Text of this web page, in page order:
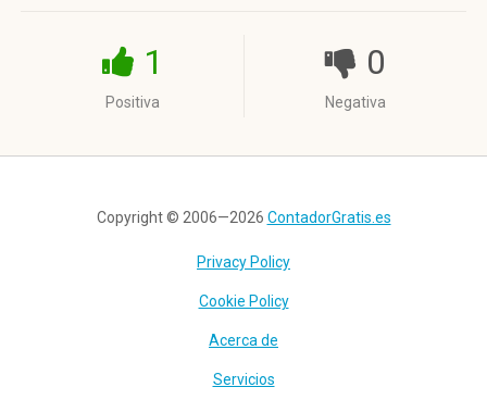
1
Positiva
0
Negativa
Copyright © 2006—2026 ContadorGratis.es
Privacy Policy
Cookie Policy
Acerca de
Servicios